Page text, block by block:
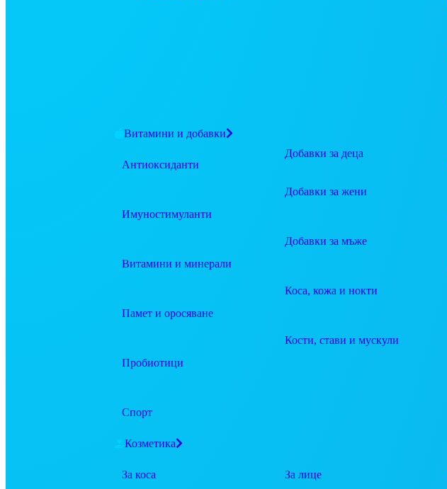
Витамини и добавки
Антиоксиданти
Имуностимуланти
Витамини и минерали
Памет и оросяване
Пробиотици
Спорт
Добавки за деца
Добавки за жени
Добавки за мъже
Коса, кожа и нокти
Кости, стави и мускули
Козметика
За коса За лице